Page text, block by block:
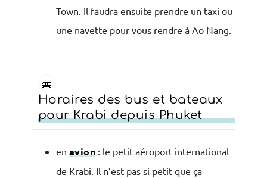
Town. Il faudra ensuite prendre un taxi ou
une navette pour vous rendre à Ao Nang.
🚌
Horaires des bus et bateaux
pour Krabi depuis Phuket
en avion : le petit aéroport international
de Krabi. Il n’est pas si petit que ça